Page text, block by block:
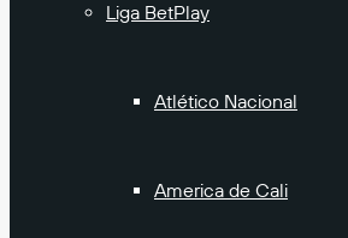
Liga BetPlay
Atlético Nacional
America de Cali